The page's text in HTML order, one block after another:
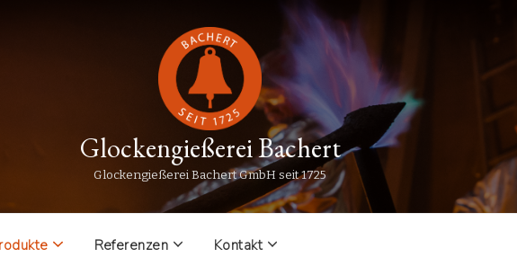
Glockengießerei Bachert
Glockengießerei Bachert GmbH seit 1725
Referenzen Kontakt